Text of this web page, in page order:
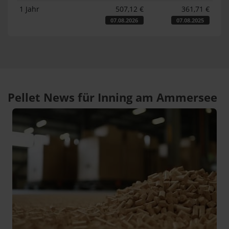
1 Jahr 507,12 €
07.08.2026
361,71 €
07.08.2025
Pellet News für Inning am Ammersee